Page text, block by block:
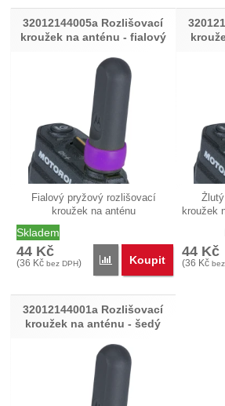
Nebyla přidána žádná
32012144005a Rozlišovací
kroužek na anténu - fialový
Fialový pryžový rozlišovací
kroužek na anténu
32012144005a…
Skladem
44 Kč
(36 Kč bez DPH) Porovnat
Koupit
kroužek
44 Kč
(36 Kč
32012144001a Rozlišovací
kroužek na anténu - šedý